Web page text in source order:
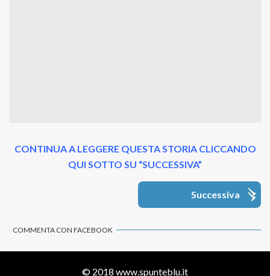
CONTINUA A LEGGERE QUESTA STORIA CLICCANDO
QUI SOTTO SU “SUCCESSIVA”
Successiva
COMMENTA CON FACEBOOK
© 2018 www.spunteblu.it